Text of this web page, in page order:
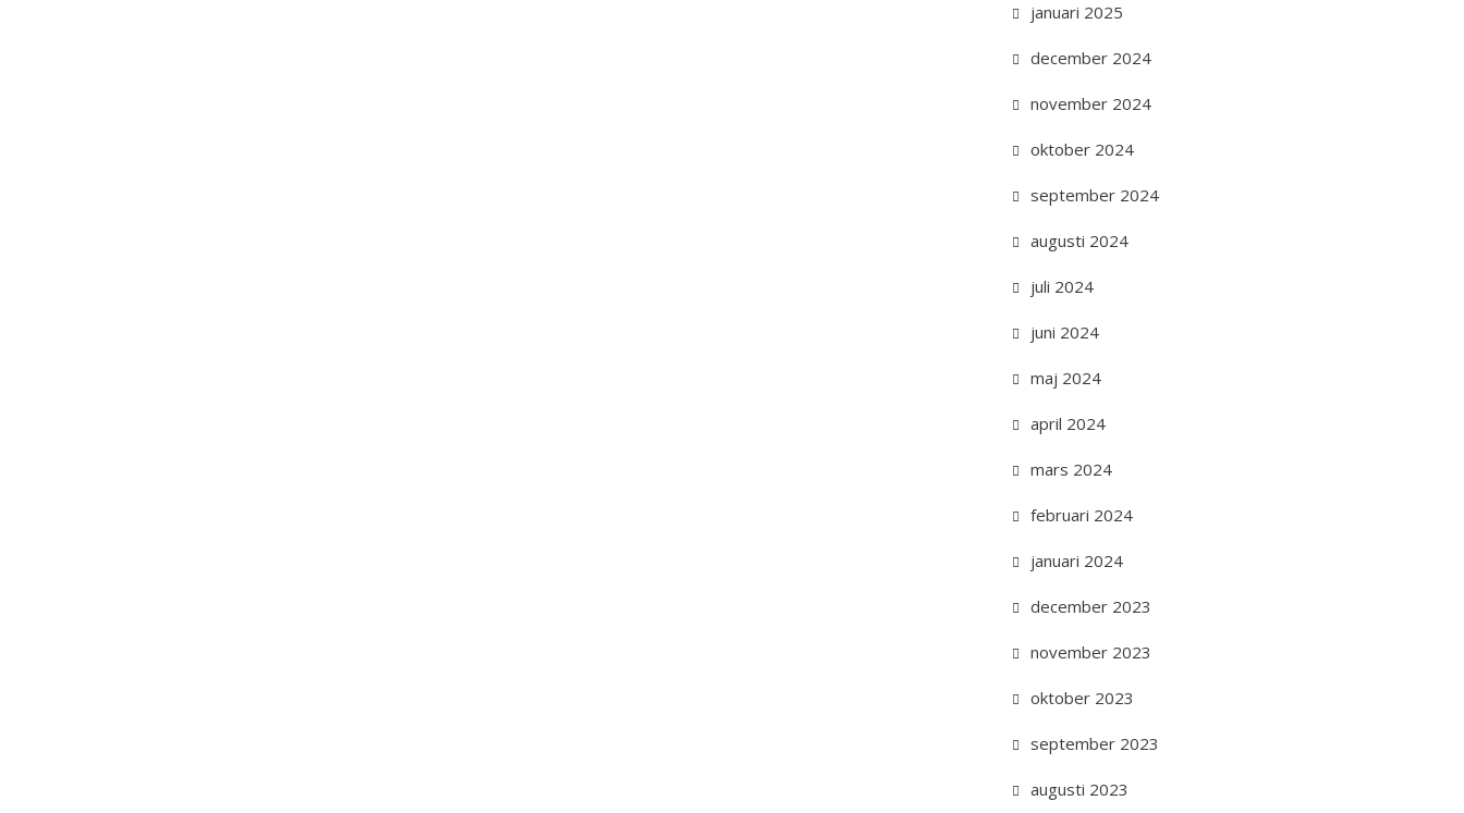
januari 2025
december 2024
november 2024
oktober 2024
september 2024
augusti 2024
juli 2024
juni 2024
maj 2024
april 2024
mars 2024
februari 2024
januari 2024
december 2023
november 2023
oktober 2023
september 2023
augusti 2023